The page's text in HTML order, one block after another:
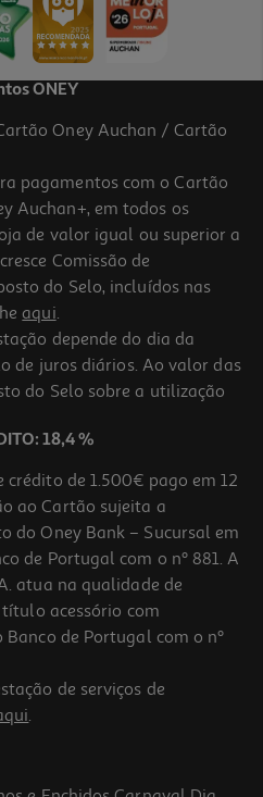
ONEY
Oney Auchan / Cartão
pagamentos com o Cartão
Auchan+, em todos os
de valor igual ou superior a
Comissão de
do Selo, incluídos nas
aqui.
depende do dia da
de juros diários. Ao valor das
do Selo sobre a utilização
18,4 %
de 1.500€ pago em 12
ao Cartão sujeita a
do Oney Bank – Sucursal em
de Portugal com o nº 881. A
atua na qualidade de
acessório com
de Portugal com o nº
de serviços de
.